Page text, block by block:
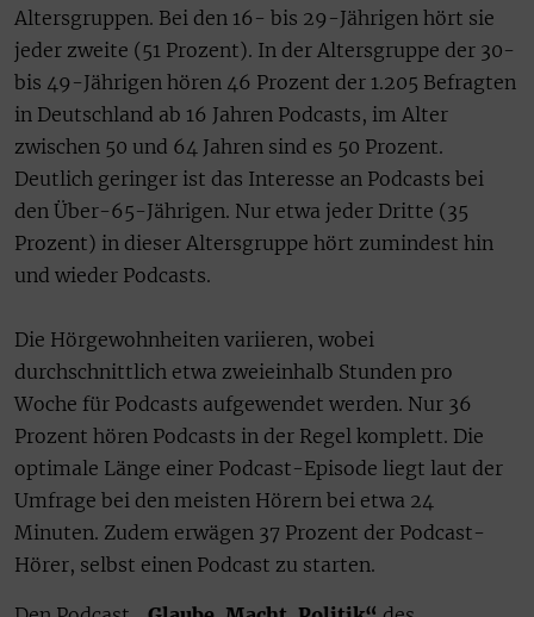
Altersgruppen. Bei den 16- bis 29-Jährigen hört sie
jeder zweite (51 Prozent). In der Altersgruppe der 30-
bis 49-Jährigen hören 46 Prozent der 1.205 Befragten
in Deutschland ab 16 Jahren Podcasts, im Alter
zwischen 50 und 64 Jahren sind es 50 Prozent.
Deutlich geringer ist das Interesse an Podcasts bei
den Über-65-Jährigen. Nur etwa jeder Dritte (35
Prozent) in dieser Altersgruppe hört zumindest hin
und wieder Podcasts.
Die Hörgewohnheiten variieren, wobei
durchschnittlich etwa zweieinhalb Stunden pro
Woche für Podcasts aufgewendet werden. Nur 36
Prozent hören Podcasts in der Regel komplett. Die
optimale Länge einer Podcast-Episode liegt laut der
Umfrage bei den meisten Hörern bei etwa 24
Minuten. Zudem erwägen 37 Prozent der Podcast-
Hörer, selbst einen Podcast zu starten.